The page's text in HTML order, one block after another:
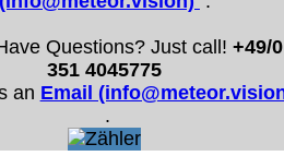
Questions? Just call!+49/0
351 4045775
an Email
.
X
um bestmögliche
to provide the best possible